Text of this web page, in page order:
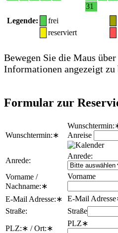
31
Legende: frei
reserviert
Bewegen Sie die Maus
Informationen angezeigt zu
Formular zur
Wunschtermin:∗
Wunschtermin:
Anreise
Anrede:
Anrede:
Vorname /
Nachname:∗
Vorname
E-Mail Adresse:∗ E-Mail Adresse
Straße:
Straße
PLZ:∗ / Ort:∗
PLZ∗